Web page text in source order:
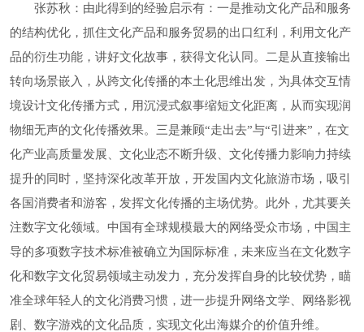
张苏秋：由此得到的经验启示有：一是推动文化产品和服务
的结构优化，抓住文化产品和服务贸易的出口红利，利用文化产
品的衍生功能，讲好文化故事，获得文化认同。二是从直接输出
转向场景嵌入，从跨文化传播的本土化思维出发，为具体交互情
境设计文化传播方式，用沉浸式叙事缩短文化距离，从而实现润
物细无声的文化传播效果。三是兼顾“走出去”与“引进来”，在文
化产业高质量发展、文化业态不断升级、文化传播力影响力持续
提升的同时，坚持深化改革开放，开发国内文化旅游市场，吸引
各国消费者和游客，发挥文化传播的主场优势。此外，尤其要关
注数字文化领域。中国有全球规模最大的网络受众市场，中国主
导的多项数字技术标准被确立为国际标准，未来应当在文化数字
化和数字文化贸易领域主动发力，充分发挥自身的比较优势，瞄
准全球年轻人的文化消费习惯，进一步提升网络文学、网络影视
剧、数字游戏的文化品质，实现文化出海媒介的价值升维。